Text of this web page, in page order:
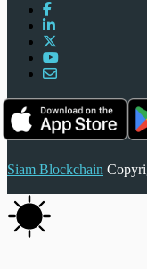
Siam Blockchain